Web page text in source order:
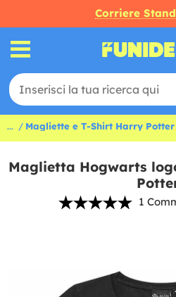
Corriere
... Magliette e T-Shirt Harry Potter
Maglietta Hogwarts
1